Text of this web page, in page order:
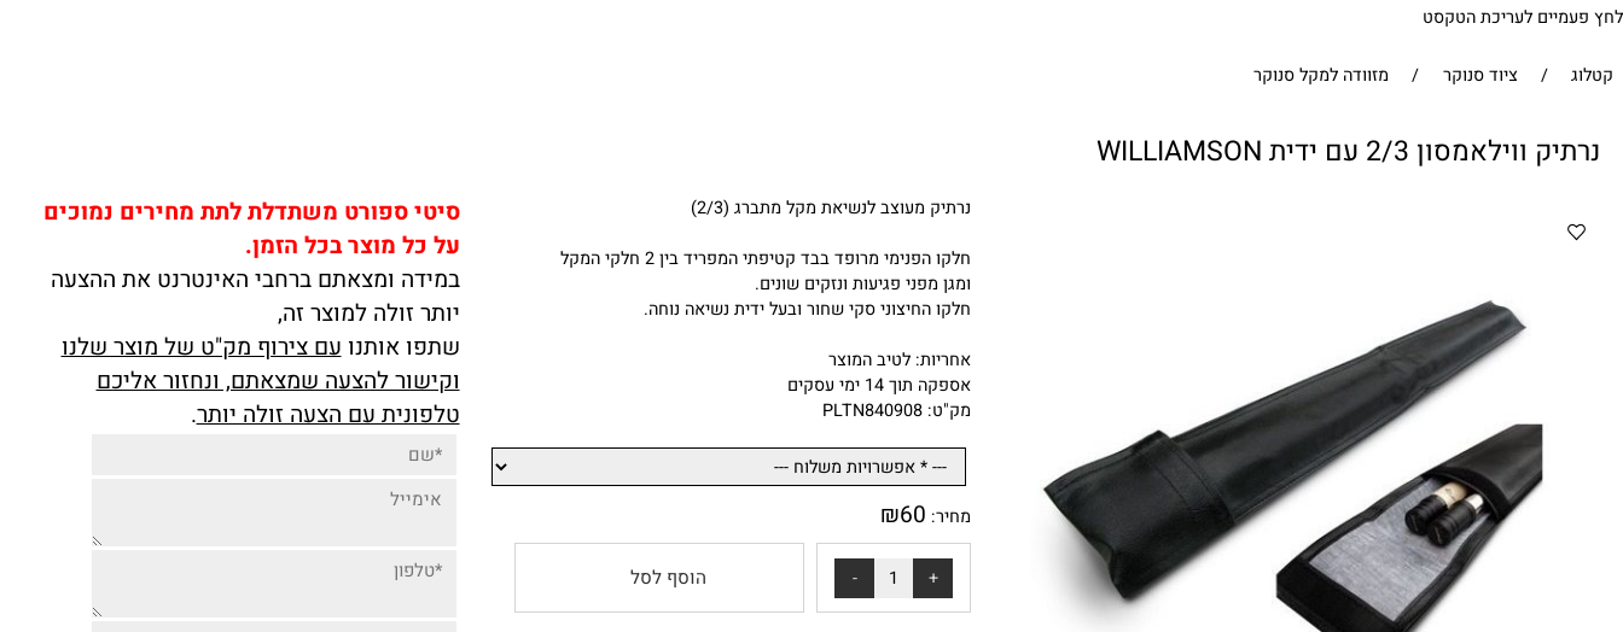
נרתיק מעוצב לנשיאת מקל מתברג (2/3)
חלקו הפנימי מרופד בבד קטיפתי המפריד בין 2 חלקי המקל
ומגן מפני פגיעות ונזקים שונים.
חלקו החיצוני סקי שחור ובעל ידית נשיאה נוחה.
אחריות: לטיב המוצר
₪60
סיטי ספורט משתדלת לתת מחירים נמוכים
על כל מוצר בכל הזמן.
במידה ומצאתם ברחבי האינטרנט את ההצעה
יותר זולה למוצר זה,
שתפו אותנועם צירוף מק"ט של מוצר שלנו
וקישור להצעה שמצאתם, ונחזור אליכם
טלפונית עם הצעה זולה יותר